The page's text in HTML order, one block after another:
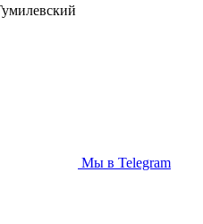
Мы в Telegram